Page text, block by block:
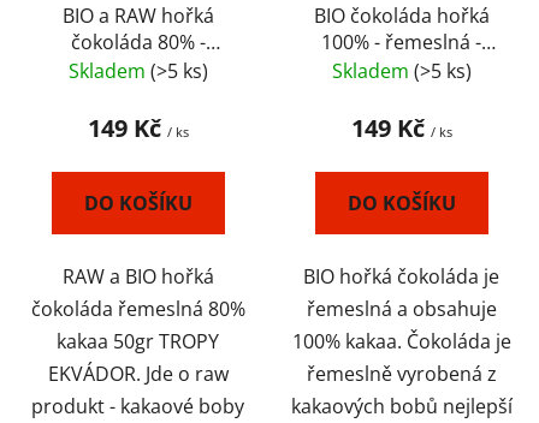
BIO a RAW hořká
čokoláda 80% -
řemeslná - EKVÁDOR
Skladem (>5 ks)
149 Kč / ks
DO KOŠÍKU
RAW a BIO hořká
čokoláda řemeslná 80%
kakaa 50gr TROPY
EKVÁDOR. Jde o raw
produkt - kakaové boby
BIO čokoláda hořká
100% - řemeslná -
EKVÁDOR
Skladem (>5 ks)
149 Kč / ks
DO KOŠÍKU
BIO hořká čokoláda je
řemeslná a obsahuje
100% kakaa. Čokoláda je
řemeslně vyrobená z
kakaových bobů nejlepší